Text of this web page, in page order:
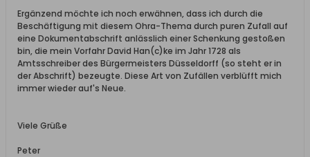
Ergänzend möchte ich noch erwähnen, dass ich durch die
Beschäftigung mit diesem Ohra-Thema durch puren Zufall auf
eine Dokumentabschrift anlässlich einer Schenkung gestoßen
bin, die mein Vorfahr David Han(c)ke im Jahr 1728 als
Amtsschreiber des Bürgermeisters Düsseldorff (so steht er in
der Abschrift) bezeugte. Diese Art von Zufällen verblüfft mich
immer wieder auf's Neue.
Viele Grüße
Peter